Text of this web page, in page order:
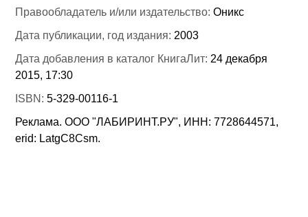
Правообладатель и/или издательство:Оникс
Дата публикации, год издания: 2003
Дата добавления в каталог КнигаЛит: 24 декабря
2015, 17:30
ISBN:5-329-00116-1
Реклама. ООО "ЛАБИРИНТ.РУ", ИНН: 7728644571,
erid: LatgC8Csm.